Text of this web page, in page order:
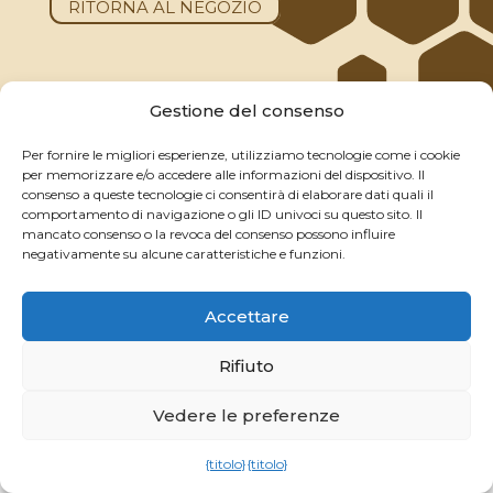
Gestione del consenso
Per fornire le migliori esperienze, utilizziamo tecnologie come i cookie
per memorizzare e/o accedere alle informazioni del dispositivo. Il
consenso a queste tecnologie ci consentirà di elaborare dati quali il
comportamento di navigazione o gli ID univoci su questo sito. Il
mancato consenso o la revoca del consenso possono influire
negativamente su alcune caratteristiche e funzioni.
Accettare
Rifiuto
Vedere le preferenze
{titolo}{titolo}
RITORNA AL NEGOZIO
Condizioni generali di vendita
Informativa sui cookie
Credito BeevolutionX